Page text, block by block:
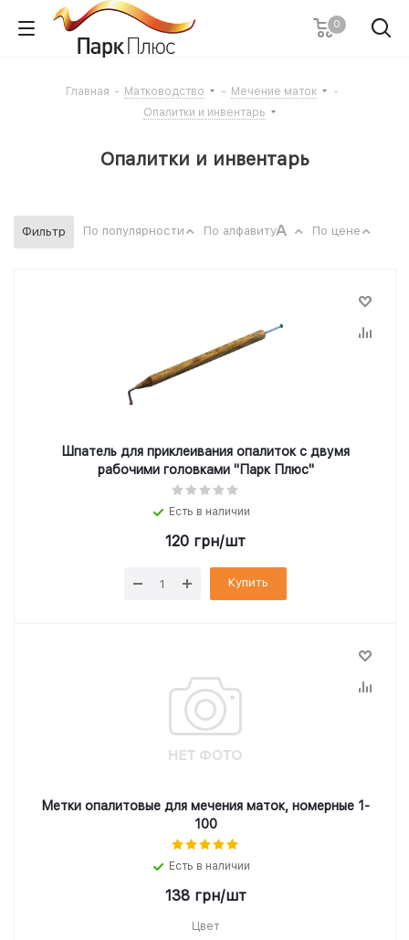
0
Главная - Матководство - Мечение маток
-
Опалитки и инвентарь
Опалитки и инвентарь
Фильтр По популярности По алфавиту По цене
Шпатель для приклеивания опалиток с двумя
рабочими головками "Парк Плюс"
Есть в наличии
120 грн/шт
Купить
Метки опалитовые для мечения маток, номерные 1-
100
Есть в наличии
138грн/шт
Цвет